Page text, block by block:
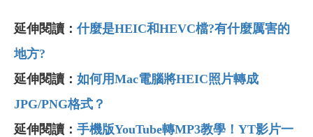
延伸閱讀：什麼是HEIC和HEVC檔?有什麼厲害的
地方?
延伸閱讀： 如何用Mac電腦將HEIC照片轉成
JPG/PNG格式？
延伸閱讀： 手機版YouTube轉MP3教學！YT影片一